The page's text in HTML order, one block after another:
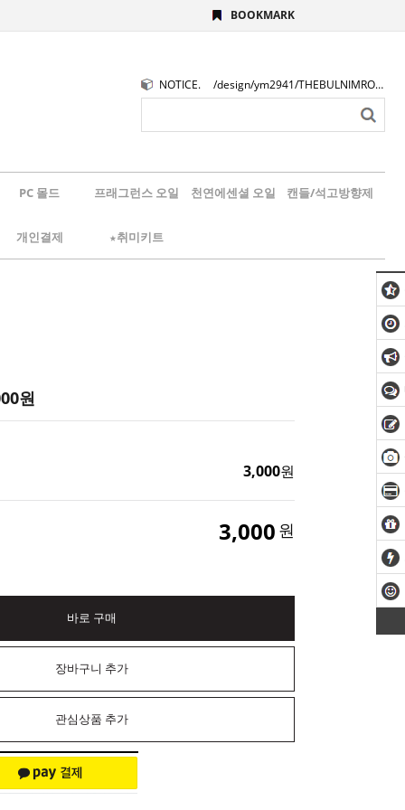
BOOKMARK
NOTICE. /design/ym2941/THEBULNIMROGO.png
PC 몰드 프래그런스 오일 천연에센셜 오일 캔들/석고방향제
개인결제 ★취미키트
원
3,000원
3,000 원
바로 구매
장바구니 추가
관심상품 추가